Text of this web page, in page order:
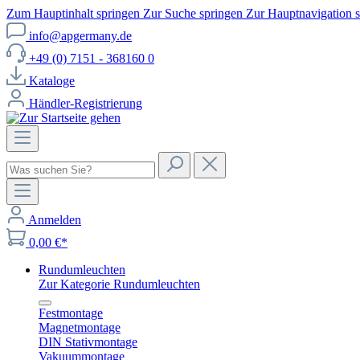
Zum Hauptinhalt springen Zur Suche springen Zur Hauptnavigation
info@apgermany.de
+49 (0) 7151 - 368160 0
Kataloge
Händler-Registrierung
Anmelden
0,00 €*
Rundumleuchten
Zur Kategorie Rundumleuchten
Festmontage
Magnetmontage
DIN Stativmontage
Vakuummontage